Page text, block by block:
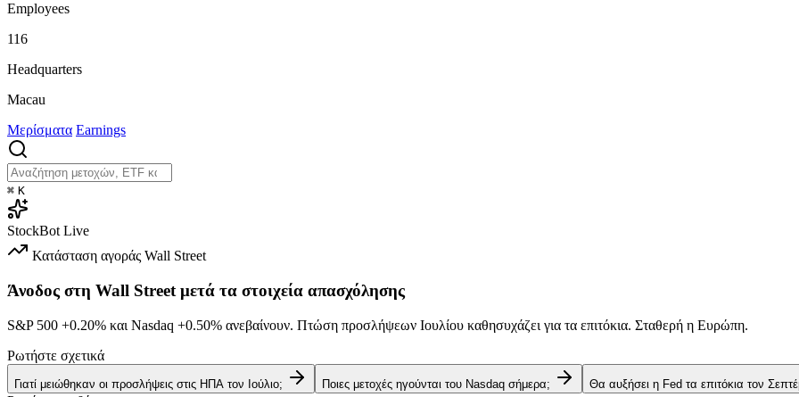
Employees
116
Headquarters
Macau
Μερίσματα Earnings
⌘ K
StockBot Live
Κατάσταση αγοράς Wall Street
Άνοδος στη Wall Street μετά τα στοιχεία απασχόλησης
S&P 500 +0.20% και Nasdaq +0.50% ανεβαίνουν. Πτώση προσλήψεων Ιουλίου καθησυχάζει για τα επιτόκια. Σταθερή η Ευρώπη.
Ρωτήστε σχετικά
Γιατί μειώθηκαν οι προσλήψεις στις ΗΠΑ τον Ιούλιο; Ποιες μετοχές ηγούνται του Nasdaq σήμερα; Θα αυξήσει η Fed τα επιτόκια τον